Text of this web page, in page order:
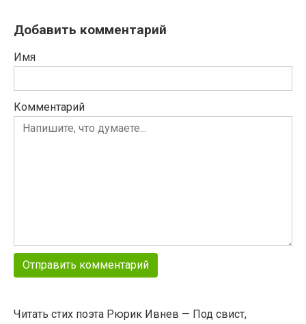
Добавить комментарий
Имя
Комментарий
Читать стих поэта Рюрик Ивнев — Под свист,